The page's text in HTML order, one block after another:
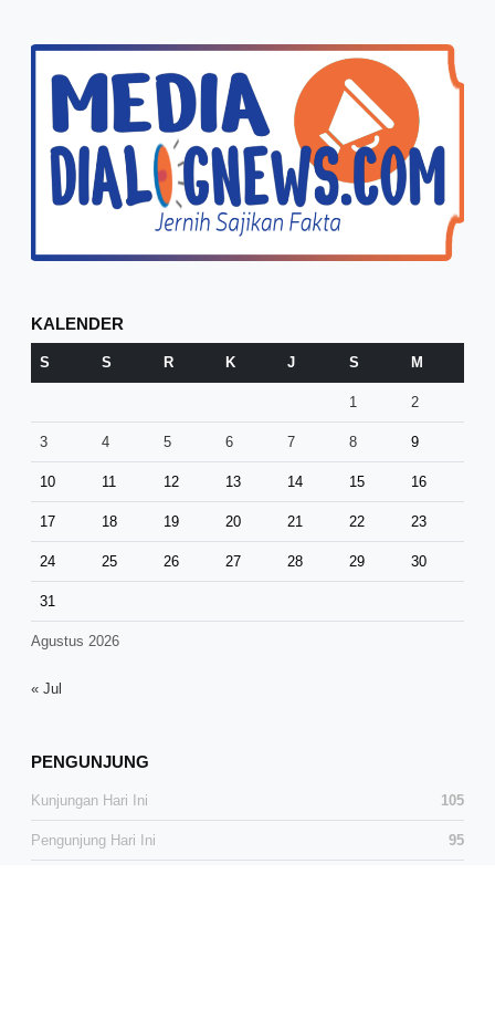
KALENDER
Agustus 2026
S S R K J S M
1 2
3 4 5 6 7 8 9
10 11 12 13 14 15 16
17 18 19 20 21 22 23
24 25 26 27 28 29 30
31
« Jul
PENGUNJUNG
Kunjungan Hari Ini 105
Pengunjung Hari Ini 95